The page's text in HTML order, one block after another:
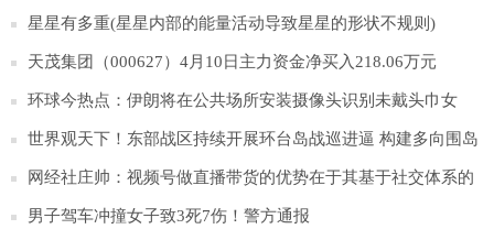
星星有多重(星星内部的能量活动导致星星的形状不规则)
天茂集团（000627）4月10日主力资金净买入218.06万元
环球今热点：伊朗将在公共场所安装摄像头识别未戴头巾女
性，违者将予警告
世界观天下！东部战区持续开展环台岛战巡进逼 构建多向围岛
锁台态势
网经社庄帅：视频号做直播带货的优势在于其基于社交体系的
完整私域生态_天天视点
男子驾车冲撞女子致3死7伤！警方通报